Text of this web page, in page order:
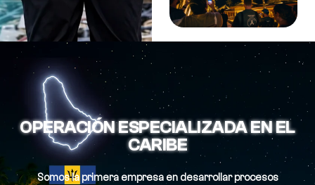
OPERACIÓN ESPECIALIZADA EN EL
CARIBE
Somos la primera empresa en desarrollar procesos